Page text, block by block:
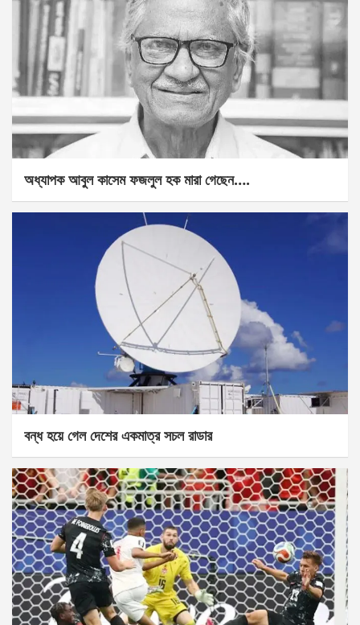
অধ্যাপক আবুল কাসেম ফজলুল হক মারা গেছেন….
বন্ধ হয়ে গেল দেশের একমাত্র সচল রাডার